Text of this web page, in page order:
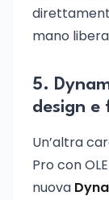
mano
5.
design e
Un’altra
Pro con
nuova